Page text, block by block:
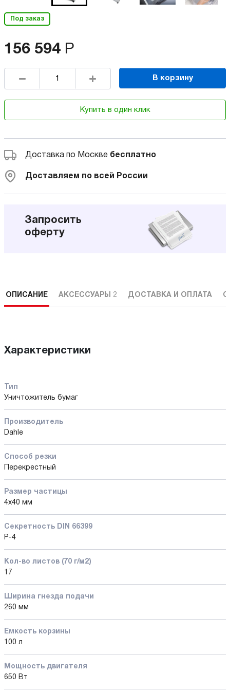
Под заказ
156 594 Р
В корзину
Купить в один клик
Доставка по Москве бесплатно
Доставляем по всей России
Запросить
оферту
ОПИСАНИЕ АКСЕССУАРЫ 2 ДОСТАВКА И ОПЛАТА
Характеристики
Тип
Уничтожитель бумаг
Производитель
Dahle
Способ резки
Перекрестный
Размер частицы
4х40 мм
Секретность DIN 66399
P-4
Кол-во листов (70 г/м2)
17
Ширина гнезда подачи
260 мм
Емкость корзины
100 л
Мощность двигателя
650 Вт